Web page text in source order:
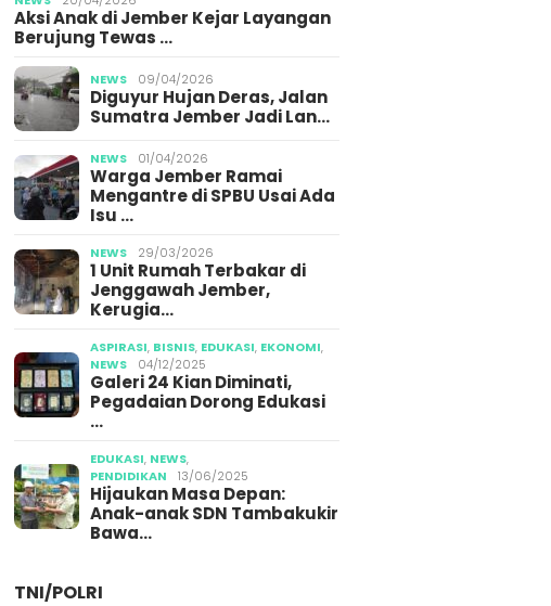
Aksi Anak di Jember Kejar Layangan
Berujung Tewas …
NEWS 09/04/2026
Diguyur Hujan Deras, Jalan
Sumatra Jember Jadi Lan…
NEWS 01/04/2026
Warga Jember Ramai
Mengantre di SPBU Usai Ada
Isu …
NEWS 29/03/2026
1 Unit Rumah Terbakar di
Jenggawah Jember,
Kerugia…
ASPIRASI, BISNIS, EDUKASI, EKONOMI,
NEWS
04/12/2025
Galeri 24 Kian Diminati,
Pegadaian Dorong Edukasi
…
EDUKASI, NEWS,
PENDIDIKAN
13/06/2025
Hijaukan Masa Depan:
Anak-anak SDN Tambakukir
Bawa…
TNI/POLRI